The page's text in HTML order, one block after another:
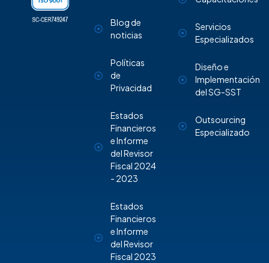
Blog de
noticias
Políticas
de
Privacidad
Estados
Financieros
e Informe
del Revisor
Fiscal 2024
- 2023
Estados
Financieros
e Informe
del Revisor
Fiscal 2023
Servicios
Especializados
Diseño e
Implementación
del SG-SST
Outsourcing
Especializado